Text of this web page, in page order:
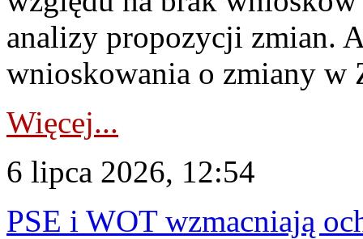
analizy propozycji zmian.
wnioskowania o zmiany w
Więcej...
6 lipca 2026, 12:54
PSE i WOT wzmacniają